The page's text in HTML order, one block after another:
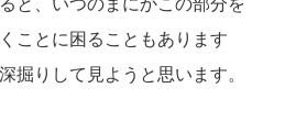
と、いつのまにかこの部分を
ことに困ることもあります
掘りして見ようと思います。